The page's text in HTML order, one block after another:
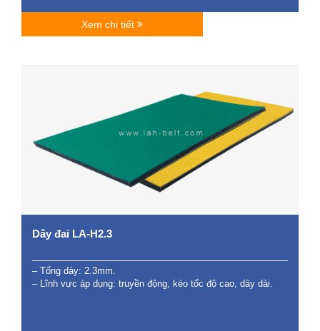
Xem chi tiết
Dây đai LA-H2.3
– Tổng dày: 2.3mm.
– Lĩnh vực áp dụng: truyền động, kéo tốc độ cao, dây dài.